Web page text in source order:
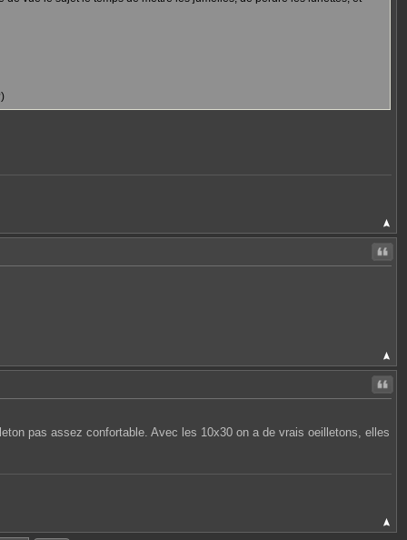
Citer
Citer
pas assez confortable. Avec les 10x30 on a de vrais oeilletons, elles